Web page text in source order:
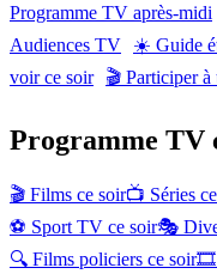
Programme TV après-midi
Audiences TV
☀️ Guide
voir ce soir
🎬 Participer à
Programme TV
🎬 Films ce soir📺 Séries
⚽ Sport TV ce soir🎭
🔍 Films policiers ce soir🎞